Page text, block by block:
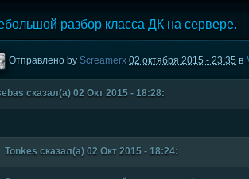
разбор класса ДК на сервере.
Отправлено byScreamerx 02 октября 2015 - 23:35 в
сказал(а) 02 Окт 2015 - 18:28:
Tonkes сказал(а) 02 Окт 2015 - 18:24: